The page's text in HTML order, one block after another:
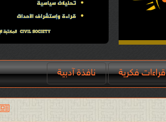
قراءات فكرية نافذة آدبية